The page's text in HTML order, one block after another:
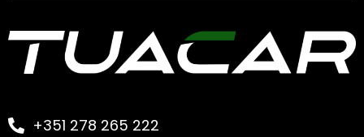
+351 278 265 222